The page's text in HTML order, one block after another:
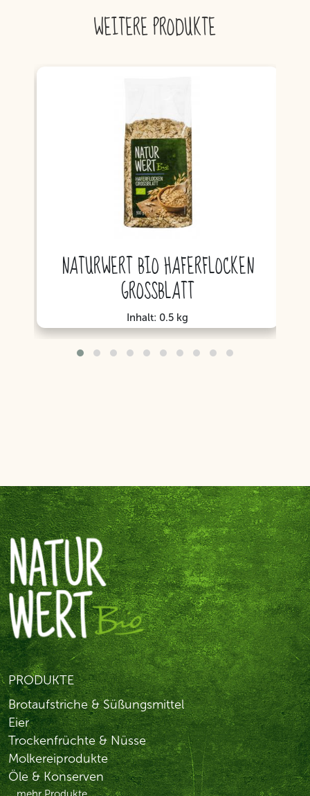
WEITERE PRODUKTE
NATURWERT BIO HAFERFLOCKEN
GROSSBLATT
Inhalt: 0.5 kg
PRODUKTE
Brotaufstriche & Süßungsmittel
Eier
Trockenfrüchte & Nüsse
Molkereiprodukte
Öle & Konserven